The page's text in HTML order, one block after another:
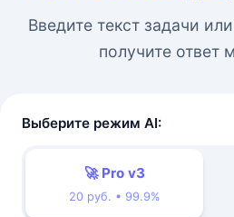
Введите текст задачи
получите ответ
Выберите режим AI:
🚀 Pro v3
20 руб. • 99.9%